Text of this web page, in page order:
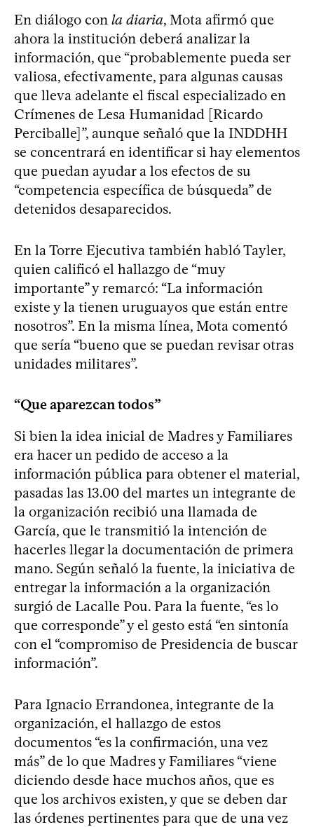
En diálogo con la diaria, Mota afirmó que
ahora la institución deberá analizar la
información, que “probablemente pueda ser
valiosa, efectivamente, para algunas causas
que lleva adelante el fiscal especializado en
Crímenes de Lesa Humanidad [Ricardo
Perciballe]”, aunque señaló que la INDDHH
se concentrará en identificar si hay elementos
que puedan ayudar a los efectos de su
“competencia específica de búsqueda” de
detenidos desaparecidos.
En la Torre Ejecutiva también habló Tayler,
quien calificó el hallazgo de “muy
importante” y remarcó: “La información
existe y la tienen uruguayos que están entre
nosotros”. En la misma línea, Mota comentó
que sería “bueno que se puedan revisar otras
unidades militares”.
“Que aparezcan todos”
Si bien la idea inicial de Madres y Familiares
era hacer un pedido de acceso a la
información pública para obtener el material,
pasadas las 13.00 del martes un integrante de
la organización recibió una llamada de
García, que le transmitió la intención de
hacerles llegar la documentación de primera
mano. Según señaló la fuente, la iniciativa de
entregar la información a la organización
surgió de Lacalle Pou. Para la fuente, “es lo
que corresponde” y el gesto está “en sintonía
con el “compromiso de Presidencia de buscar
información”.
Para Ignacio Errandonea, integrante de la
organización, el hallazgo de estos
documentos “es la confirmación, una vez
más” de lo que Madres y Familiares “viene
diciendo desde hace muchos años, que es
que los archivos existen, y que se deben dar
las órdenes pertinentes para que de una vez